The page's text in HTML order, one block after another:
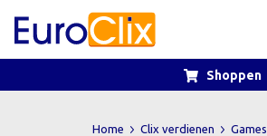
Shoppen
Home Clix verdienen Games